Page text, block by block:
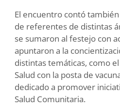
El encuentro contó
de referentes de distintas
se sumaron al festejo con
apuntaron a la
distintas temáticas, como
Salud con la posta de
dedicado a promover
Salud Comunitaria.